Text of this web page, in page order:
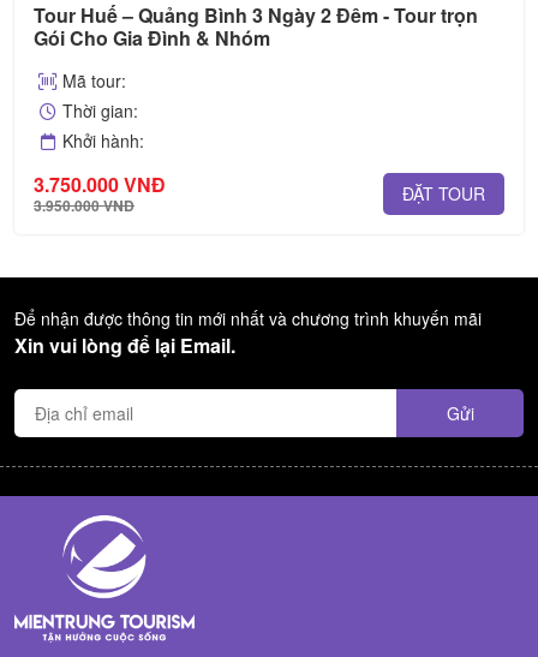
Tour Huế 3 Ngày 2 Đêm – Tour Trọn Gói Cho Gia
Đình & Nhóm
Mã tour:
Thời gian:
Khởi hành:
3.150.000 VNĐ ĐẶT TOUR
Để nhận được thông tin mới nhất và chương trình khuyến mãi
Xin vui lòng để lại Email.